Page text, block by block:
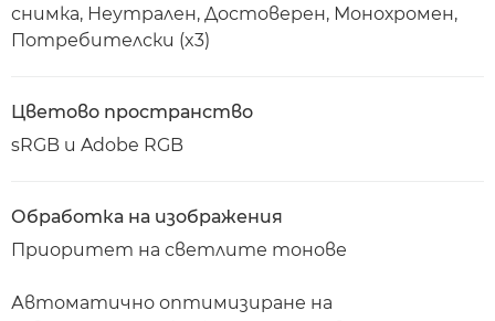
снимка, Неутрален, Достоверен, Монохромен,
Потребителски (x3)
Цветово пространство
sRGB и Adobe RGB
Обработка на изображения
Приоритет на светлите тонове
Автоматично оптимизиране на